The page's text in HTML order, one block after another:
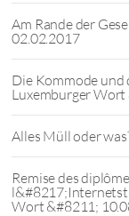
Am Rande der
02.02.2017
Die Kommode und
Luxemburger
Alles Müll oder
Remise des
Wort &#8211;